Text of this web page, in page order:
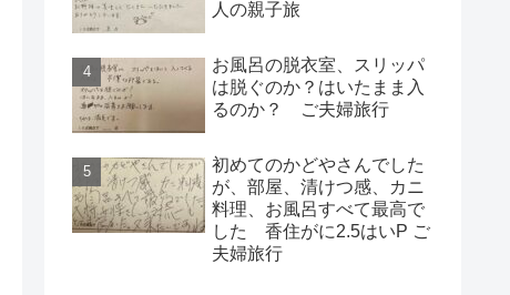
人の親子旅
お風呂の脱衣室、スリッパ
は脱ぐのか？はいたまま入
るのか？ ご夫婦旅行
初めてのかどやさんでした
が、部屋、清けつ感、カニ
料理、お風呂すべて最高で
した 香住がに2.5はいP ご
夫婦旅行